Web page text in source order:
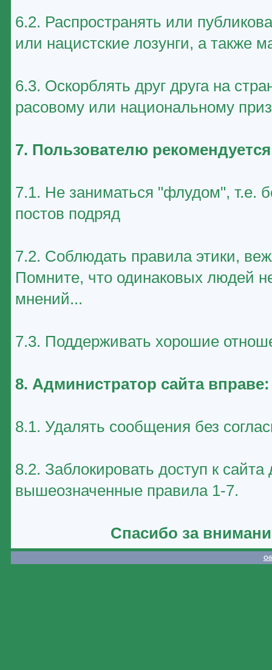
6.2. Распространять или
или нацистские лозунги, а также
6.3. Оскорблять друг друга на
расовому или национальному
7. Пользователю
7.1. Не заниматься "флудом", т.е.
постов подряд
7.2. Соблюдать правила этики,
Помните, что одинаковых людей
мнений...
7.3. Поддерживать хорошие
8. Администратор сайта вправе:
8.1. Удалять сообщения без
8.2. Заблокировать доступ к
вышеозначенные правила 1-7.
Спасибо за